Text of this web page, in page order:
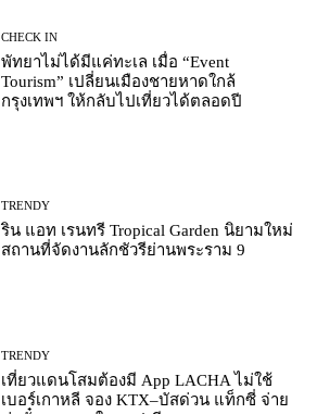
CHECK IN
พัทยาไม่ได้มีแค่ทะเล เมื่อ “Event
Tourism” เปลี่ยนเมืองชายหาดใกล้
กรุงเทพฯ ให้กลับไปเที่ยวได้ตลอดปี
TRENDY
ริน แอท เรนทรี Tropical Garden นิยามใหม่
สถานที่จัดงานลักชัวรีย่านพระราม 9
TRENDY
เที่ยวแดนโสมต้องมี App LACHA ไม่ใช้
เบอร์เกาหลี จอง KTX–บัสด่วน แท็กซี่ จ่าย